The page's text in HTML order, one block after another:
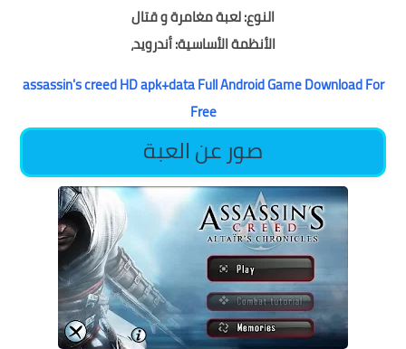
النوع: لعبة مغامرة و قتال
الأنظمة الأساسية: أندرويد،
assassin's creed HD apk+data Full Android Game Download For
Free
صور عن العبة